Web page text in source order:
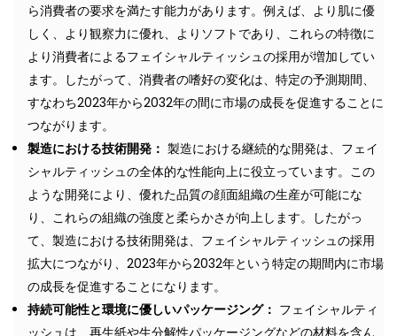
ら消費者の要求を満たす能力があります。例えば、より肌に優
しく、より観察力に優れ、よりソフトであり、これらの特徴に
より消費者によるフェイシャルティッシュの採用が増加してい
ます。したがって、消費者の嗜好の変化は、特定の予測期間、
すなわち2023年から2032年の間に市場の成長を促進することに
つながります。
製造における技術開発： 製造における継続的な開発は、フェイ
シャルティッシュの全体的な性能向上に役立っています。この
ような開発により、優れた品質の顔面組織の生産が可能にな
り、これらの組織の強度と柔らかさが向上します。したがっ
て、製造における技術開発は、フェイシャルティッシュの採用
拡大につながり、2023年から2032年という特定の期間内に市場
の成長を促進することになります。
持続可能性と環境に優しいパッケージング： フェイシャルティ
ッシュは、再生紙や生分解性パッケージングなどの材料を含ん